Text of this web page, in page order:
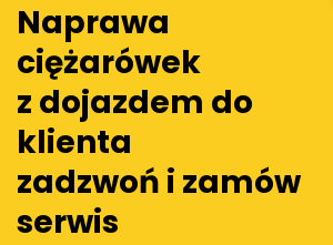
Naprawa
ciężarówek
z dojazdem do
klienta
zadzwoń i zamów
serwis